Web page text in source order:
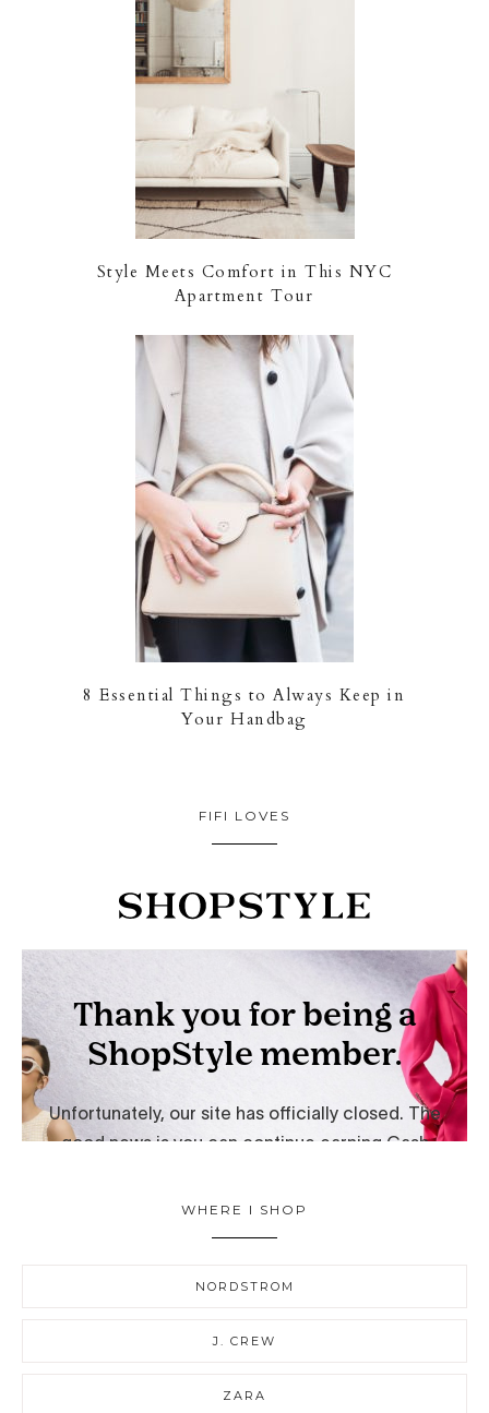
Style Meets Comfort in This NYC
Apartment Tour
8 Essential Things to Always Keep in
Your Handbag
FIFI LOVES
WHERE I SHOP
NORDSTROM
J. CREW
ZARA